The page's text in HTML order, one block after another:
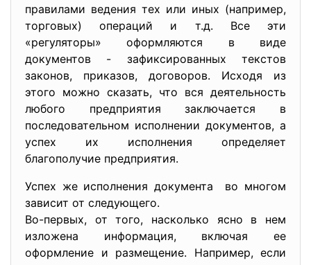
правилами ведения тех или иных (например,
торговых) операций и т.д. Все эти
«регуляторы» оформляются в виде
документов - зафиксированных текстов
законов, приказов, договоров. Исходя из
этого можно сказать, что вся деятельность
любого предприятия заключается в
последовательном исполнении документов, а
успех их исполнения определяет
благополучие предприятия.
Успех же исполнения документа во многом
зависит от следующего.
Во-первых, от того, насколько ясно в нем
изложена информация, включая ее
оформление и размещение. Например, если